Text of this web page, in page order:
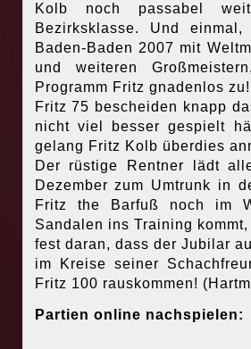
Kolb noch passabel
Bezirksklasse. Und
Baden-Baden 2007 mit
und weiteren
Programm Fritz gnadenlos
Fritz 75 bescheiden knapp
nicht viel besser gespielt
gelang Fritz Kolb überdies
Der rüstige Rentner lädt
Dezember zum Umtrunk in
Fritz the Barfuß noch im
Sandalen ins Training
fest daran, dass der Jubilar
im Kreise seiner
Fritz 100 rauskommen!
Partien online nachspielen: